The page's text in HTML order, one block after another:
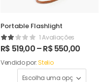
Portable Flashlight
1 Avaliações
R$ 519,00–R$550,00
Vendido por:Stelio